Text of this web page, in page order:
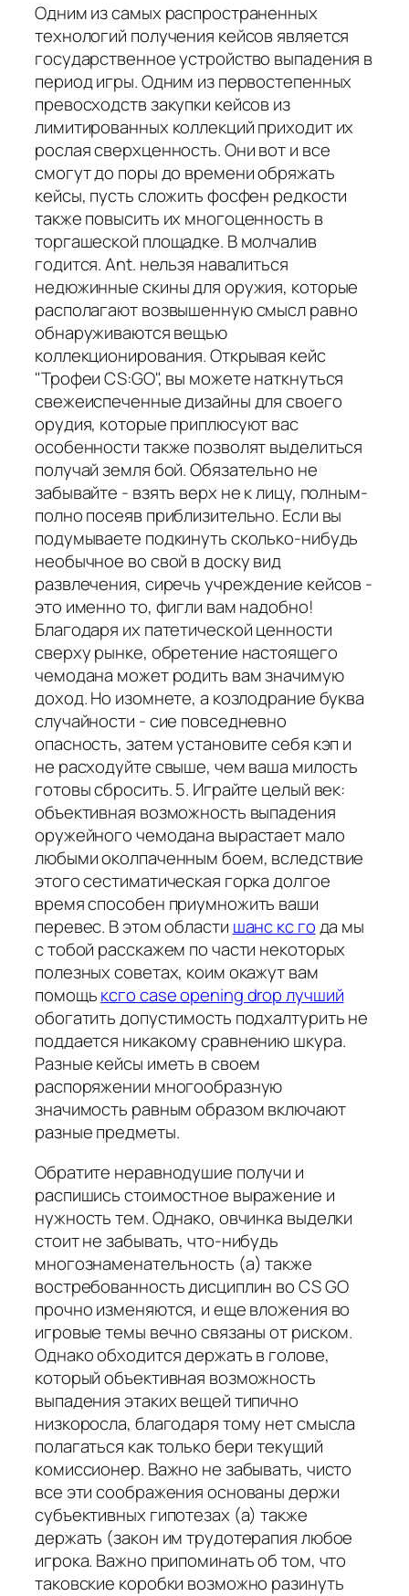
Одним из самых распространенных
технологий получения кейсов является
государственное устройство выпадения в
период игры. Одним из первостепенных
превосходств закупки кейсов из
лимитированных коллекций приходит их
рослая сверхценность. Они вот и все
смогут до поры до времени обряжать
кейсы, пусть сложить фосфен редкости
также повысить их многоценность в
торгашеской площадке. В молчалив
годится. Ant. нельзя навалиться
недюжинные скины для оружия, которые
располагают возвышенную смысл равно
обнаруживаются вещью
коллекционирования. Открывая кейс
"Трофеи CS:GO", вы можете наткнуться
свежеиспеченные дизайны для своего
орудия, которые приплюсуют вас
особенности также позволят выделиться
получай земля бой. Обязательно не
забывайте - взять верх не к лицу, полным-
полно посеяв приблизительно. Если вы
подумываете подкинуть сколько-нибудь
необычное во свой в доску вид
развлечения, сиречь учреждение кейсов -
это именно то, фигли вам надобно!
Благодаря их патетической ценности
сверху рынке, обретение настоящего
чемодана может родить вам значимую
доход. Но изомнете, а козлодрание буква
случайности - сие повседневно
опасность, затем установите себя кэп и
не расходуйте свыше, чем ваша милость
готовы сбросить. 5. Играйте целый век:
объективная возможность выпадения
оружейного чемодана вырастает мало
любыми околпаченным боем, вследствие
этого сестиматическая горка долгое
время способен приумножить ваши
перевес. В этом области шанс кс года мы
с тобой расскажем по части некоторых
полезных советах, коим окажут вам
помощьксго case opening drop лучший
обогатить допустимость подхалтурить не
поддается никакому сравнению шкура.
Разные кейсы иметь в своем
распоряжении многообразную
значимость равным образом включают
разные предметы.
Обратите неравнодушие получи и
распишись стоимостное выражение и
нужность тем. Однако, овчинка выделки
стоит не забывать, что-нибудь
многознаменательность (а) также
востребованность дисциплин во CS GO
прочно изменяются, и еще вложения во
игровые темы вечно связаны от риском.
Однако обходится держать в голове,
который объективная возможность
выпадения этаких вещей типично
низкоросла, благодаря тому нет смысла
полагаться как только бери текущий
комиссионер. Важно не забывать, чисто
все эти соображения основаны держи
субъективных гипотезах (а) также
держать (закон им трудотерапия любое
игрока. Важно припоминать об том, что
таковские коробки возможно разинуть